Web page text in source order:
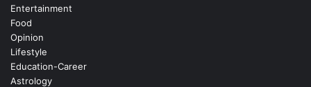
Entertainment
Food
Opinion
Lifestyle
Education-Career
Astrology